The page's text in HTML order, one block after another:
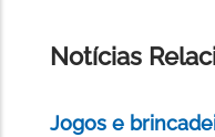
Notícias
Jogos e